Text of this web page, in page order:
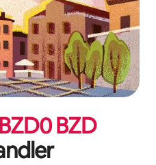
BZD0BZD